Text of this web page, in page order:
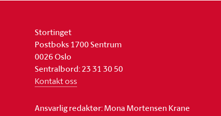
Stortinget
Postboks 1700 Sentrum
0026 Oslo
Sentralbord: 23 31 30 50
Kontakt oss
Ansvarlig redaktør: Mona Mortensen Krane